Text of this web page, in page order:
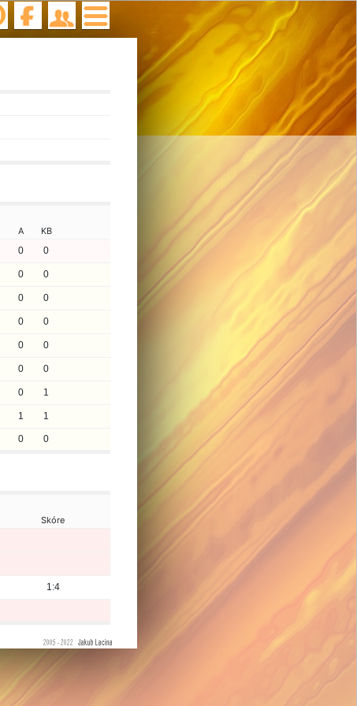
A
KB
0 0
0 0
0 0
0 0
0 0
0 0
0 1
1 1
0 0
Skóre
1:4